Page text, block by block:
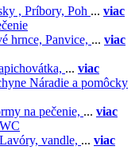
, Príbory, Poh ... viac
hrnce, Panvice, ... viac
... viac
Náradie a pomôcky
na pečenie, ... viac
Lavóry, vandle, ... viac